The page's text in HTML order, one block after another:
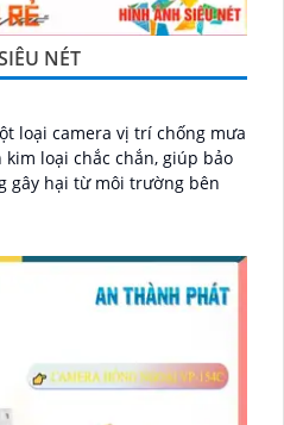
NÉT
loại camera vị trí chống mưa
loại chắc chắn, giúp bảo
gây hại từ môi trường bên